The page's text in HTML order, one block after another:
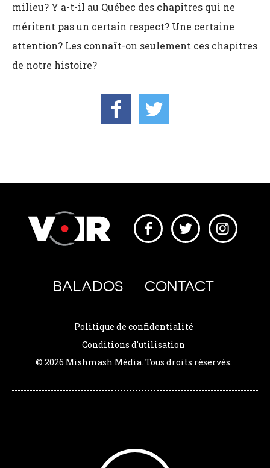
milieu? Y a-t-il au Québec des chapitres qui ne
méritent pas un certain respect? Une certaine
attention? Les connaît-on seulement ces chapitres
de notre histoire?
BALADOS CONTACT
Politique de confidentialité
Conditions d'utilisation
© 2026 Mishmash Média. Tous droits réservés.